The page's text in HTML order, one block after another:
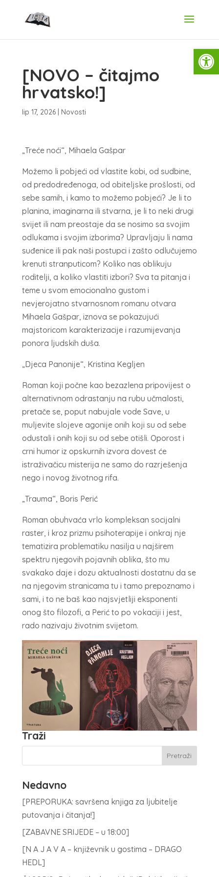
[NOVO – čitajmo
hrvatsko!]
lip 17, 2026| Novosti
„Treće noći“, Mihaela Gašpar
Možemo li pobjeći od vlastite kobi, od sudbine,
od predodređenoga, od obiteljske prošlosti, od
sebe samih, i kamo to možemo pobjeći? Je li to
planina, imaginarna ili stvarna, je li to neki drugi
svijet ili nam preostaje da se nosimo sa svojim
odlukama i svojim izborima? Upravljaju li nama
suđenice ili pak naši postupci i zašto odlučujemo
krenuti stranputicom? Koliko nas oblikuju
roditelji, a koliko vlastiti izbori? Sva ta pitanja i
teme u svom emocionalno gustom i
nevjerojatno stvarnosnom romanu otvara
Mihaela Gašpar, iznova se pokazujući
majstoricom karakterizacije i razumijevanja
ponora ljudskih duša.
„Djeca Panonije“, Kristina Kegljen
Roman koji počne kao bezazlena pripovijest o
alternativnom odrastanju na rubu učmalosti,
pretače se, poput nabujale vode Save, u
muljevite slojeve agonije onih koji su od sebe
odustali i onih koji su od sebe otišli. Oporost i
crni humor iz opskurnih izvora dovest će
istraživačicu misterija ne samo do razrješenja
nego i novog životnog rifa.
„Trauma“, Boris Perić
Roman obuhvaća vrlo kompleksan socijalni
raster, i kroz prizmu psihoterapije i onkraj nje
tematizira problematiku nasilja u najširem
spektru njegovih pojavnih oblika, što mu
svakako daje i dozu aktualnosti dostatnu da se
na njegovim stranicama tu i tamo prepoznamo i
sami, i to ne baš kao najsvjetliji eksponenti
onog što filozofi, a Perić to po vokaciji i jest,
rado nazivaju životnim svijetom.
Traži
Nedavno
[PREPORUKA: savršena knjiga za ljubitelje
putovanja i čitanja!]
[ZABAVNE SRIJEDE – u 18:00]
[N A J A V A – književnik u gostima – DRAGO
HEDL]